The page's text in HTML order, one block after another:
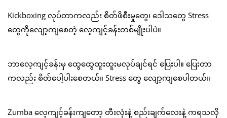
Kickboxing လုပ်တာကလည်း စိတ်ဖိစီးမှုတွေ၊ ဒေါသတွေ Stress
တွေကိုလျော့ကျစေတဲ့ လေ့ကျင့်ခန်းတစ်မျိုးပါပဲ။
ဘာလေ့ကျင့်ခန်းမှ ထွေထွေထူးထူးမလုပ်ချင်ရင် ပြေးပါ။ ပြေးတာ
ကလည်း စိတ်ပေါ့ပါးစေတယ်။ Stress တွေ လျော့ကျစေပါတယ်။
Zumba လေ့ကျင့်ခန်းကျတော့ တီးလုံးနဲ့ စည်းချက်လေးနဲ့ ကရသလို